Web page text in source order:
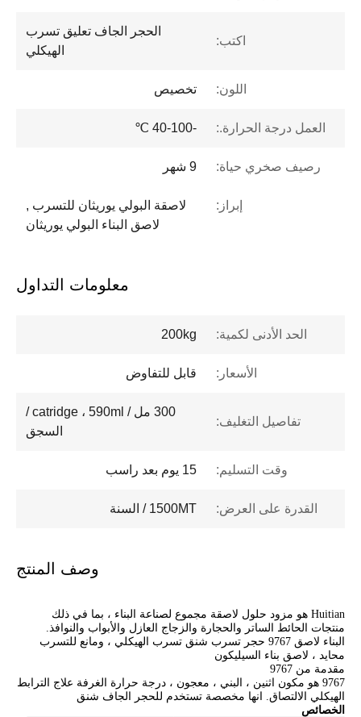
اكتب:
الحجر الجاف تعليق تسرب
الهيكلي
اللون: تخصيص
العمل درجة الحرارة.: -40-100 ℃
رصيف صخري حياة: 9 شهر
إبراز:
لاصقة البولي يوريثان للتسرب ,
لاصق البناء البولي يوريثان
معلومات التداول
الحد الأدنى لكمية: 200kg
الأسعار: قابل للتفاوض
تفاصيل التغليف:
300 مل / catridge ، 590ml /
السجق
وقت التسليم: 15 يوم بعد راسب
القدرة على العرض: 1500MT / السنة
وصف المنتج
Huitian هو مزود حلول لاصقة مجموع لصناعة البناء ، بما في ذلك
منتجات الحائط الساتر والحجارة والزجاج العازل والأبواب والنوافذ.
البناء لاصق 9767 حجر تسرب شنق تسرب الهيكلي ، ومانع للتسرب
محايد ، لاصق بناء السيليكون
مقدمة من 9767
9767 هو مكون اثنين ، البني ، معجون ، درجة حرارة الغرفة علاج الترابط
الهيكلي الالتصاق. انها مخصصة تستخدم للحجر الجاف شنق
الخصائص